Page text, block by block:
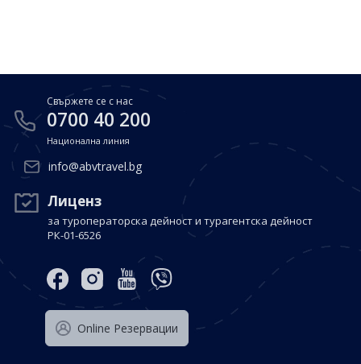
Почивки в Италия
Почивки в Доминиканска република
Почивки в Дубай
Почивка в Мексико
Политика за поверителност
Контакти
Вход за агенти
Свържете се с нас
0700 40 200
Свържете се с нас
0700 40 200
Национална линия
info@abvtravel.bg
Лиценз
за туроператорска дейност и турагентска дейност
РК-01-6526
Оnline Резервации